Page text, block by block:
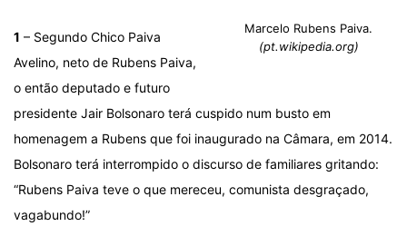
Marcelo Rubens Paiva.
(pt.wikipedia.org)
1 – Segundo Chico Paiva
Avelino, neto de Rubens Paiva,
o então deputado e futuro
presidente Jair Bolsonaro terá cuspido num busto em
homenagem a Rubens que foi inaugurado na Câmara, em 2014.
Bolsonaro terá interrompido o discurso de familiares gritando:
“Rubens Paiva teve o que mereceu, comunista desgraçado,
vagabundo!”